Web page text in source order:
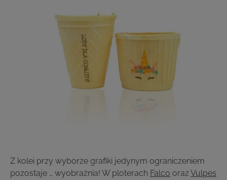
Z kolei przy wyborze grafiki jedynym ograniczeniem
pozostaje … wyobraźnia! W ploterach Falco orazVulpes